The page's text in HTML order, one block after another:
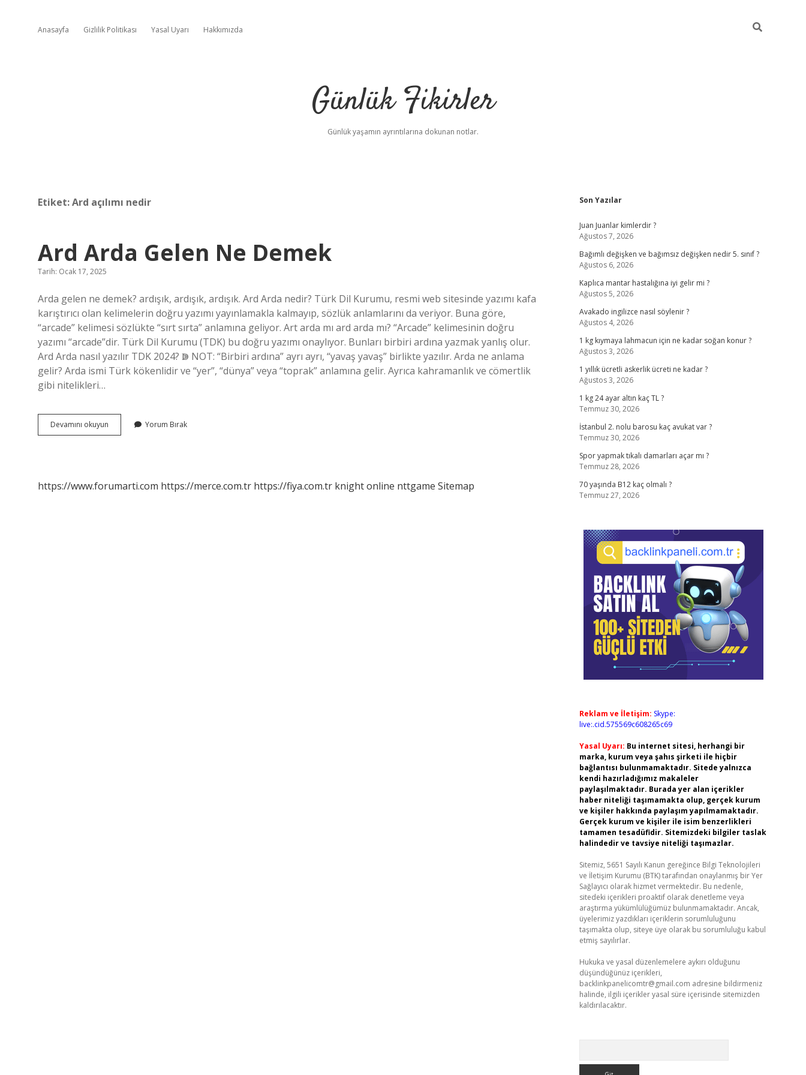
Anasayfa Gizlilik Politikası Yasal Uyarı Hakkımızda
Günlük Fikirler
Günlük yaşamın ayrıntılarına dokunan notlar.
Etiket:Ard açılımı nedir
Ard Arda Gelen Ne Demek
Tarih: Ocak 17, 2025
Arda gelen ne demek? ardışık, ardışık, ardışık. Ard Arda nedir? Türk Dil Kurumu, resmi web sitesinde yazımı kafa
karıştırıcı olan kelimelerin doğru yazımı yayınlamakla kalmayıp, sözlük anlamlarını da veriyor. Buna göre,
“arcade” kelimesi sözlükte “sırt sırta” anlamına geliyor. Art arda mı ard arda mı? “Arcade” kelimesinin doğru
yazımı “arcade”dir. Türk Dil Kurumu (TDK) bu doğru yazımı onaylıyor. Bunları birbiri ardına yazmak yanlış olur.
Ard Arda nasıl yazılır TDK 2024? ↇ NOT: “Birbiri ardına” ayrı ayrı, “yavaş yavaş” birlikte yazılır. Arda ne anlama
gelir? Arda ismi Türk kökenlidir ve “yer”, “dünya” veya “toprak” anlamına gelir. Ayrıca kahramanlık ve cömertlik
gibi nitelikleri…
Devamını okuyun
Arda
Yorum Bırak
https://www.forumarti.com https://merce.com.tr https://fiya.com.tr knight online nttgame Sitemap
Sidebar
Son Yazılar
Juan Juanlar kimlerdir ?
Ağustos 7, 2026
Bağımlı değişken ve bağımsız değişken nedir 5. sınıf ?
Ağustos 6, 2026
Kaplıca mantar hastalığına iyi gelir mi ?
Ağustos 5, 2026
Avakado ingilizce nasıl söylenir ?
Ağustos 4, 2026
1 kg kıymaya lahmacun için ne kadar soğan konur ?
Ağustos 3, 2026
1 yıllık ücretli askerlik ücreti ne kadar ?
Ağustos 3, 2026
1 kg 24 ayar altın kaç TL ?
Temmuz 30, 2026
İstanbul 2. nolu barosu kaç avukat var ?
Temmuz 30, 2026
Spor yapmak tıkalı damarları açar mı ?
Temmuz 28, 2026
70 yaşında B12 kaç olmalı ?
Temmuz 27, 2026
Reklam ve İletişim: Skype:
live:.cid.575569c608265c69
Yasal Uyarı: Bu internet sitesi, herhangi bir
marka, kurum veya şahıs şirketi ile hiçbir
bağlantısı bulunmamaktadır. Sitede yalnızca
kendi hazırladığımız makaleler
paylaşılmaktadır. Burada yer alan içerikler
haber niteliği taşımamakta olup, gerçek kurum
ve kişiler hakkında paylaşım yapılmamaktadır.
Gerçek kurum ve kişiler ile isim benzerlikleri
tamamen tesadüfidir. Sitemizdeki bilgiler taslak
halindedir ve tavsiye niteliği taşımazlar.
Sitemiz, 5651 Sayılı Kanun gereğince Bilgi Teknolojileri
ve İletişim Kurumu (BTK) tarafından onaylanmış bir Yer
Sağlayıcı olarak hizmet vermektedir. Bu nedenle,
sitedeki içerikleri proaktif olarak denetleme veya
araştırma yükümlülüğümüz bulunmamaktadır. Ancak,
üyelerimiz yazdıkları içeriklerin sorumluluğunu
taşımakta olup, siteye üye olarak bu sorumluluğu kabul
etmiş sayılırlar.
Hukuka ve yasal düzenlemelere aykırı olduğunu
düşündüğünüz içerikleri,
backlinkpanelicomtr@gmail.com adresine bildirmeniz
halinde, ilgili içerikler yasal süre içerisinde sitemizden
kaldırılacaktır.